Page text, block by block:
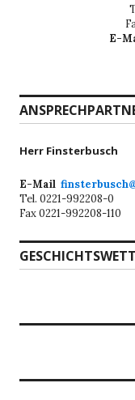
E-
Herr Finsterbusch
E-Mail
Tel. 0221-992208-0
Fax 0221-992208-110